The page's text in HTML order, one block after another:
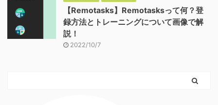
【Remotasks】Remotasksって何？登
録方法とトレーニングについて画像で解
説！
2022/10/7